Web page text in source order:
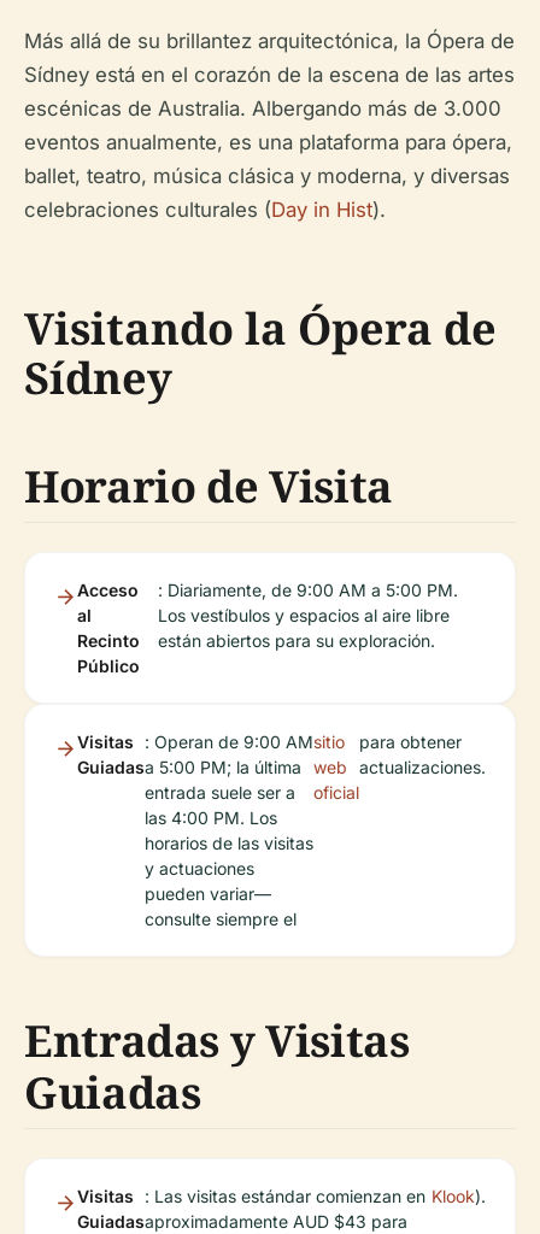
Más allá de su brillantez arquitectónica, la Ópera de
Sídney está en el corazón de la escena de las artes
escénicas de Australia. Albergando más de 3.000
eventos anualmente, es una plataforma para ópera,
ballet, teatro, música clásica y moderna, y diversas
celebraciones culturales (Day in Hist).
Visitando la Ópera de
Sídney
Horario de Visita
Acceso
al
Recinto
Público
: Diariamente, de 9:00 AM a 5:00 PM.
Los vestíbulos y espacios al aire libre
están abiertos para su exploración.
Visitas
Guiadas
: Operan de 9:00 AM
a 5:00 PM; la última
entrada suele ser a
las 4:00 PM. Los
horarios de las visitas
y actuaciones
pueden variar—
consulte siempre el
sitio
web
oficial
para obtener
actualizaciones.
Entradas y Visitas
Guiadas
Visitas
Guiadas
: Las visitas estándar comienzan en
aproximadamente AUD $43 para
Klook).